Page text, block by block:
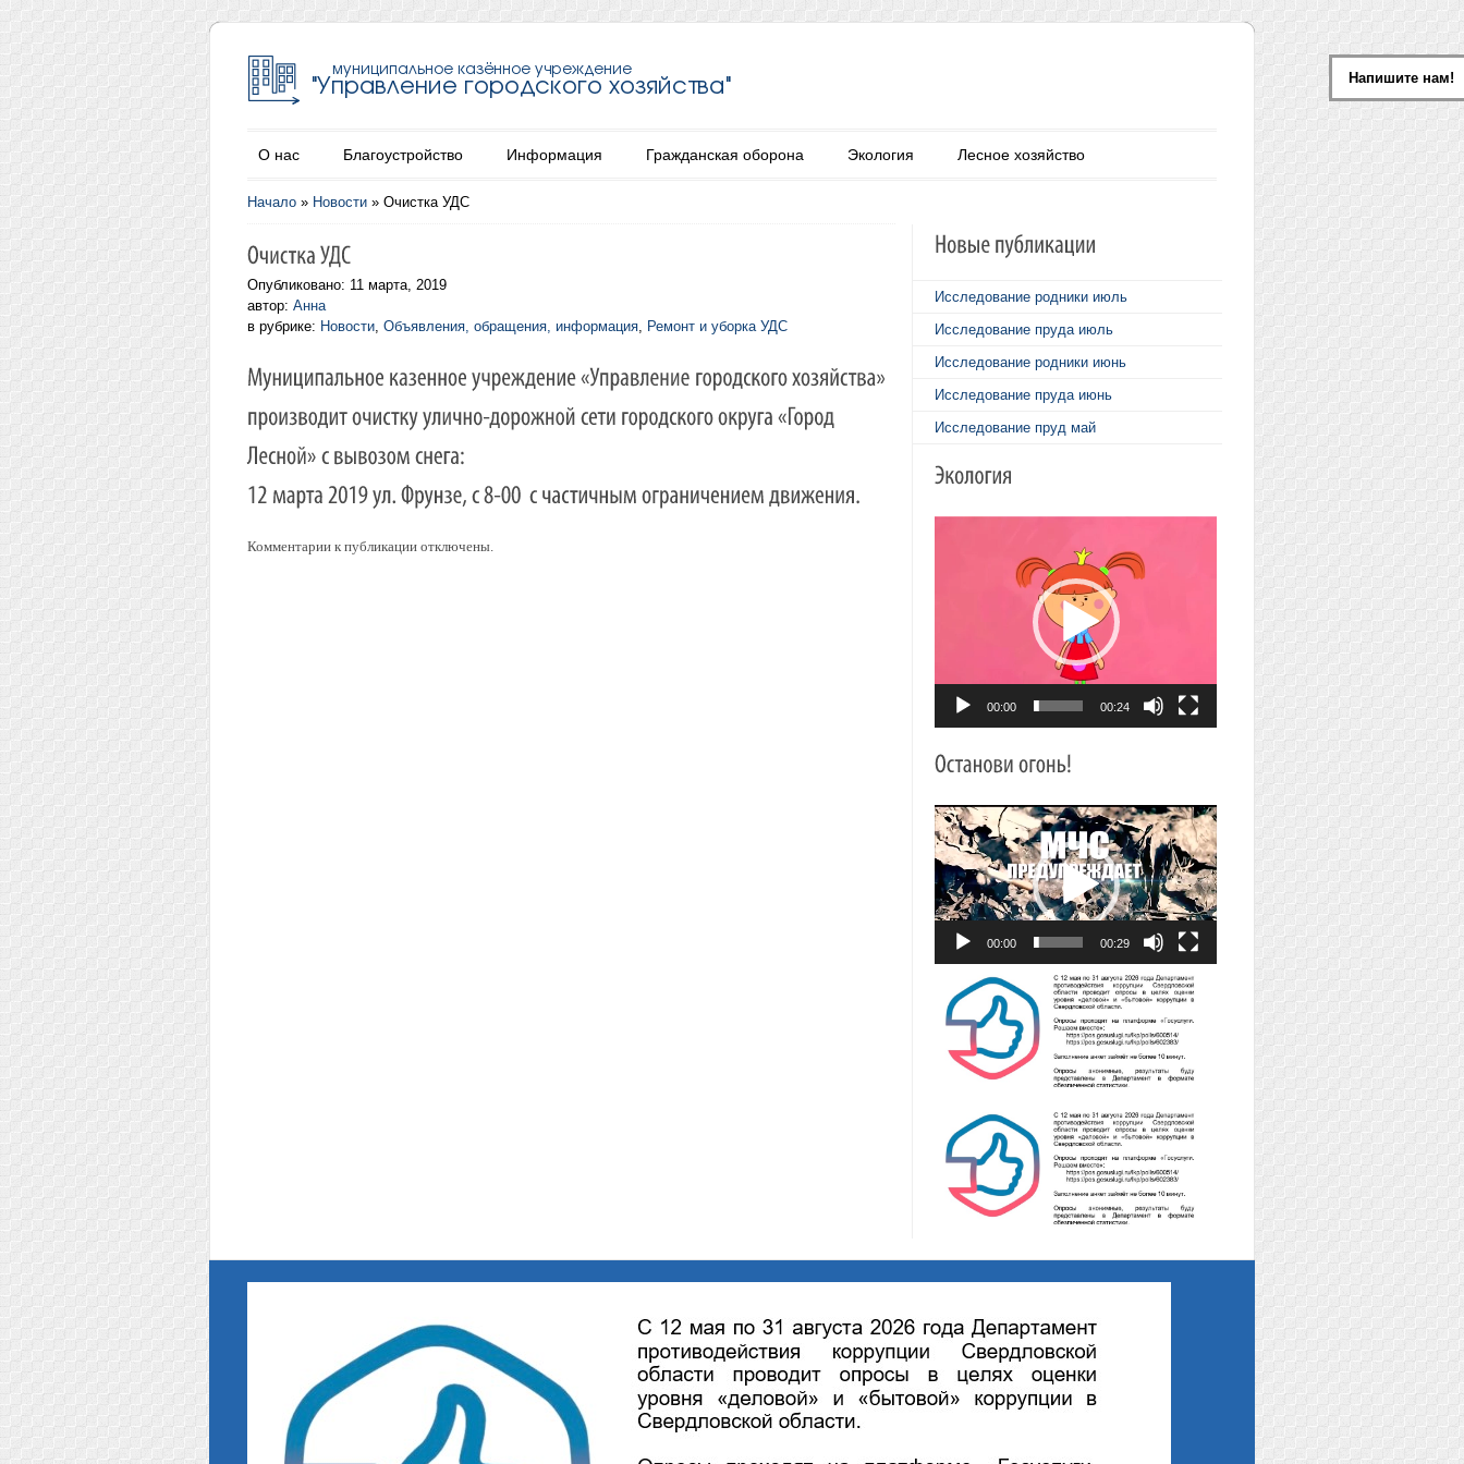
О нас Благоустройство Информация Гражданская оборона Экология Лесное хозяйство
Начало » Новости » Очистка УДС
Опубликовано: 11 марта, 2019
автор: Анна
в рубрике: Новости, Объявления, обращения, информация, Ремонт и уборка УДС
Комментарии к публикации отключены.
Исследование родники июль
Исследование пруда июль
Исследование родники июнь
Исследование пруда июнь
Исследование пруд май
00:00 00:24
Видеоплеер
00:00 00:29
Напишите нам!